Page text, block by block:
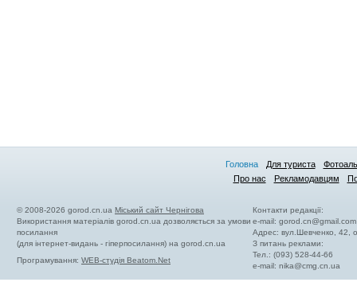
Головна Для туриста
Про нас
Рекламодавцям
© 2008-2026 gorod.cn.ua Міський сайт Чернігова
Використання матеріалів gorod.cn.ua дозволяється за умови
посилання
(для інтернет-видань - гіперпосилання) на gorod.cn.ua
Програмування: WEB-студія Beatom.Net
Контакти редакції:
e-mail:gorod.cn@gmail.com
Адрес: вул.Шевченко, 42,
З питань реклами:
Тел.: (093) 528-44-66
e-mail:nika@cmg.cn.ua